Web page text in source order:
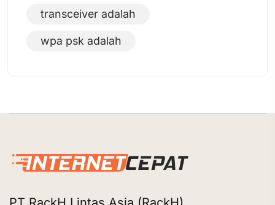
transceiver adalah
wpa psk adalah